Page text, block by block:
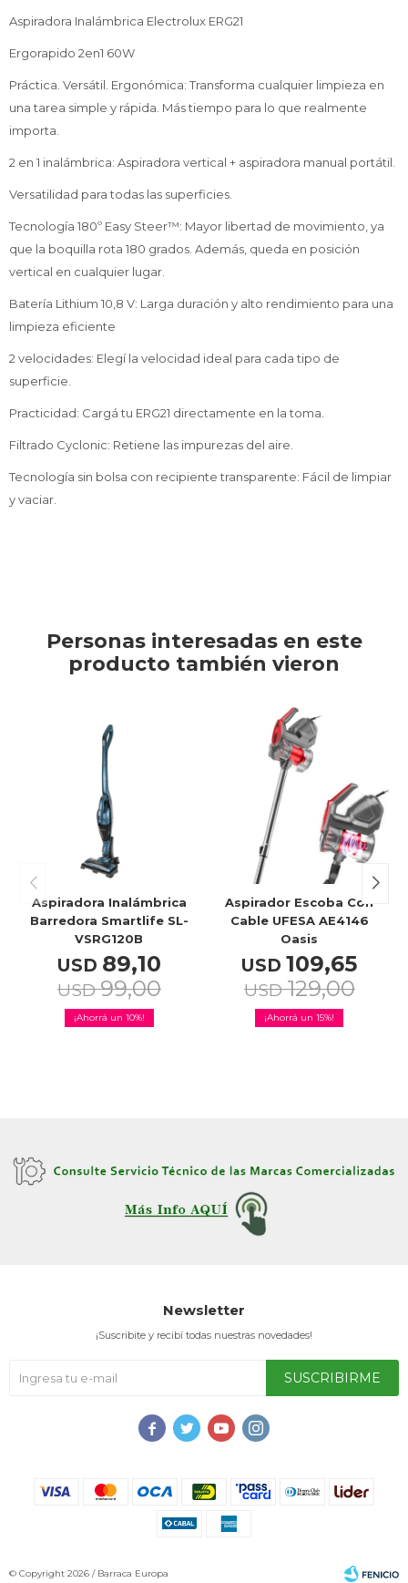
Aspiradora Inalámbrica Electrolux ERG21
Ergorapido 2en1 60W
Práctica. Versátil. Ergonómica: Transforma cualquier limpieza en
una tarea simple y rápida. Más tiempo para lo que realmente
importa.
2 en 1 inalámbrica: Aspiradora vertical + aspiradora manual portátil.
Versatilidad para todas las superficies.
Tecnología 180º Easy Steer™: Mayor libertad de movimiento, ya
que la boquilla rota 180 grados. Además, queda en posición
vertical en cualquier lugar.
Batería Lithium 10,8 V: Larga duración y alto rendimiento para una
limpieza eficiente
2 velocidades: Elegí la velocidad ideal para cada tipo de
superficie.
Practicidad: Cargá tu ERG21 directamente en la toma.
Filtrado Cyclonic: Retiene las impurezas del aire.
Tecnología sin bolsa con recipiente transparente: Fácil de limpiar
y vaciar.
Personas interesadas en este
producto también vieron
Aspiradora Inalámbrica
Barredora Smartlife SL-
VSRG120B
USD 89,10
USD 99,00
10
Aspirador Escoba Con
Cable UFESA AE4146
Oasis
USD 109,65
USD 129,00
15
Newsletter
¡Suscribite y recibí todas nuestras novedades!
SUSCRIBIRME
   
© Copyright 2026 / Barraca Europa